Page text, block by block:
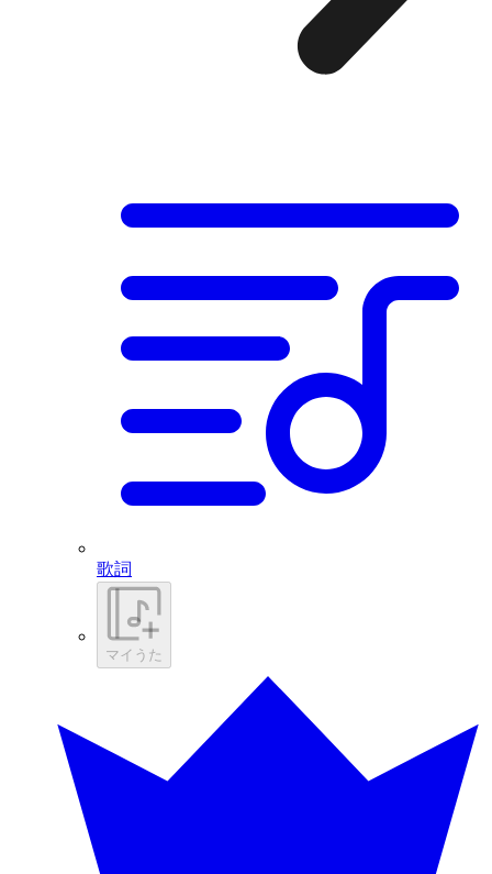
歌詞
マイうた